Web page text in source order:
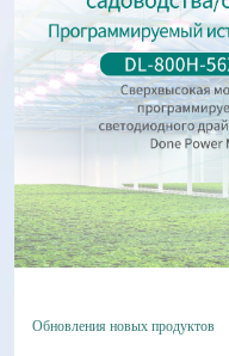
Обновления новых продуктов